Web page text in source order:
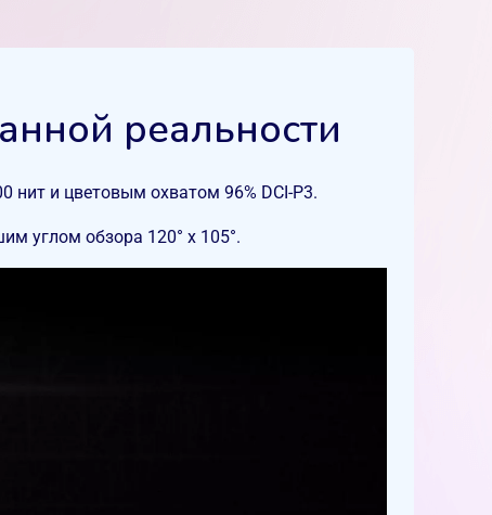
реальности
нит и цветовым охватом 96% DCI-P3.
углом обзора 120° x 105°.